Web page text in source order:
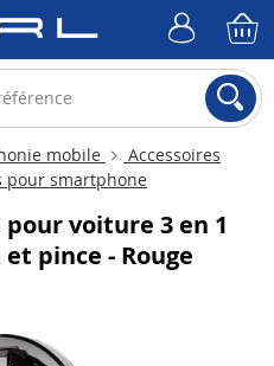
mobile
Accessoires
pour smartphone
voiture 3 en 1
et pince - Rouge